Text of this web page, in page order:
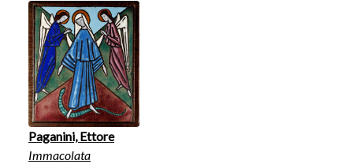
Paganini, Ettore
Immacolata